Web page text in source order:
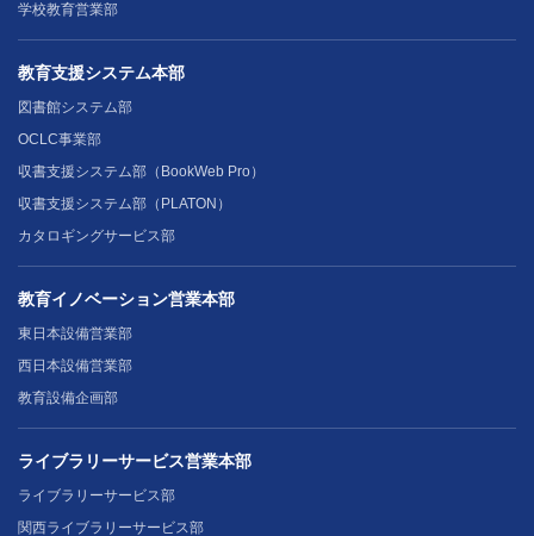
学校教育営業部
教育支援システム本部
図書館システム部
OCLC事業部
収書支援システム部（BookWeb Pro）
収書支援システム部（PLATON）
カタロギングサービス部
教育イノベーション営業本部
東日本設備営業部
西日本設備営業部
教育設備企画部
ライブラリーサービス営業本部
ライブラリーサービス部
関西ライブラリーサービス部